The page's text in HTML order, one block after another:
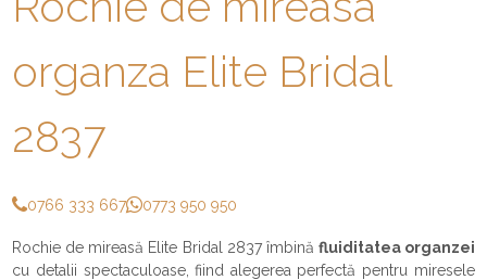
organza Elite Bridal
2837
0766 333 667 0773 950 950
Rochie de mireasă Elite Bridal 2837 îmbină fluiditatea organzei
cu detalii spectaculoase, fiind alegerea perfectă pentru miresele